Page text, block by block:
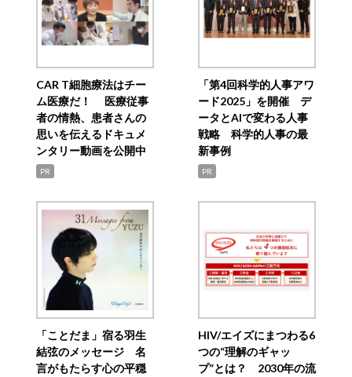
CAR T細胞療法はチー
ム医療だ！ 医療従事
者の情熱、患者さんの
思いを伝えるドキュメ
ンタリー動画を公開中
PR
「第4回科学的人事アワ
ード2025」を開催 デ
ータとAIで変わる人事
戦略 科学的人事の最
新事例
PR
「ことだま」宿る羽生
結弦のメッセージ 名
言がもたらす心の平穏
HIV/エイズにまつわる6
つの“理解のギャッ
プ”とは？ 2030年の流